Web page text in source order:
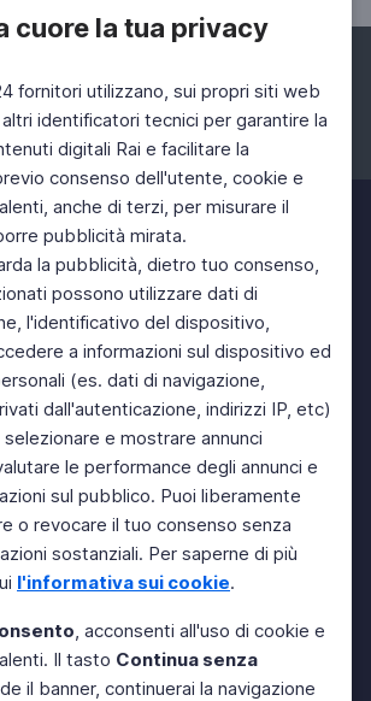
cuore la tua privacy
fornitori utilizzano, sui propri siti web
identificatori tecnici per garantire la
digitali Rai e facilitare la
consenso dell'utente, cookie e
anche di terzi, per misurare il
pubblicità mirata.
la pubblicità, dietro tuo consenso,
possono utilizzare dati di
l'identificativo del dispositivo,
a informazioni sul dispositivo ed
(es. dati di navigazione,
dall'autenticazione, indirizzi IP, etc)
e mostrare annunci
le performance degli annunci e
sul pubblico. Puoi liberamente
o revocare il tuo consenso senza
sostanziali. Per saperne di più
l'informativa sui cookie.
, acconsenti all'uso di cookie e
Il tasto Continua senza
il banner, continuerai la navigazione
Instagram Twitter